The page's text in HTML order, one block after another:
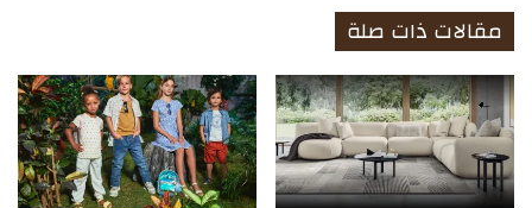
مقالات ذات صلة